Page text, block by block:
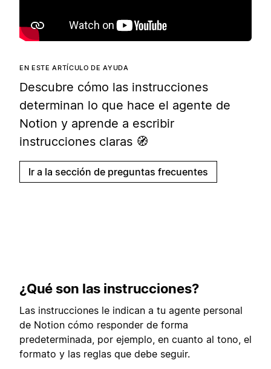
EN ESTE ARTÍCULO DE AYUDA
Descubre cómo las instrucciones
determinan lo que hace el agente de
Notion y aprende a escribir
instrucciones claras 🧭
Ir a la sección de preguntas frecuentes
¿Qué son las instrucciones?
Las instrucciones le indican a tu agente personal
de Notion cómo responder de forma
predeterminada, por ejemplo, en cuanto al tono, el
formato y las reglas que debe seguir.